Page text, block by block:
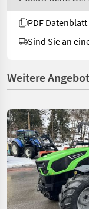
PDF Datenblatt
Sind Sie an
Weitere